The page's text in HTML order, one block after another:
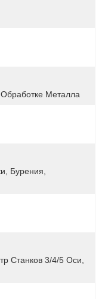
Металла
Бурения,
Станков 3/4/5 Оси,